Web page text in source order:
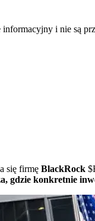
i nie są
się firmę BlackRock
gdzie konkretnie